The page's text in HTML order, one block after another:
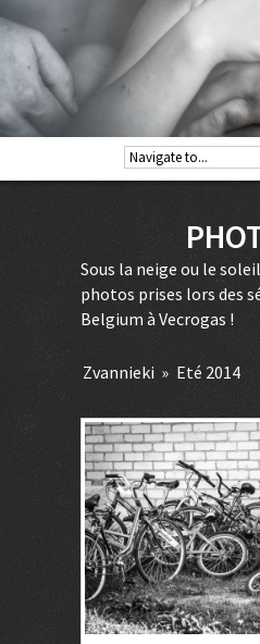
Sous la neige ou le
photos prises lors des
Belgium à Vecrogas !
Zvannieki » Eté 2014